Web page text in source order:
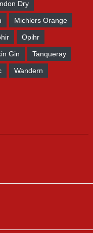
Dry
Michlers Orange
Opihr
Gin Tanqueray
Wandern